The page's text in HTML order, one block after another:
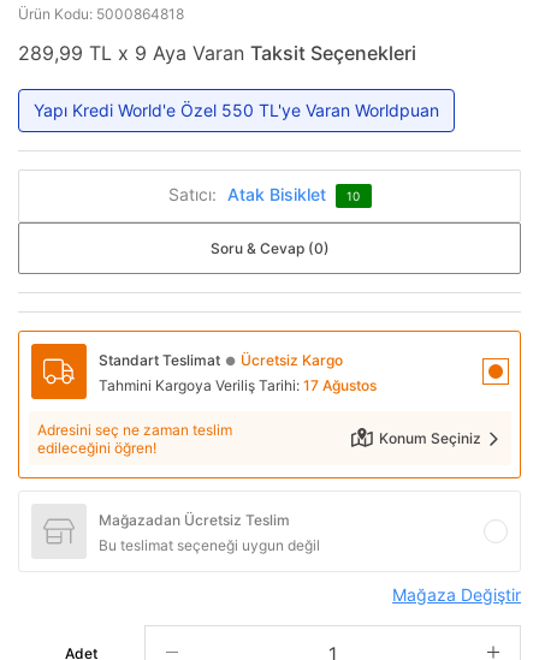
Ürün Kodu: 5000864818
289,99 TL x 9 Aya Varan Taksit Seçenekleri
Yapı Kredi World'e Özel 550 TL'ye Varan Worldpuan
Satıcı: Atak Bisiklet 10
Soru & Cevap (0)
Standart Teslimat ● Ücretsiz Kargo
Tahmini Kargoya Veriliş Tarihi: 17 Ağustos
Adresini seç ne zaman teslim
edileceğini öğren!
Konum Seçiniz
Mağazadan Ücretsiz Teslim
Bu teslimat seçeneği uygun değil
Mağaza Değiştir
Adet